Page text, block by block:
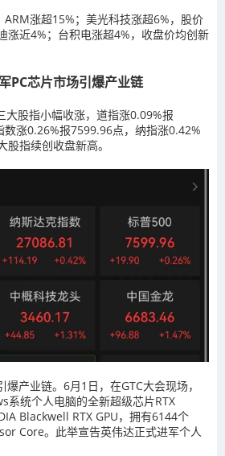
涨超15%；美光科技涨超6%，股价
涨近4%；台积电涨超4%，收盘价均创新
PC芯片市场引爆产业链
大股指小幅收涨，道指涨0.09%报
涨0.26%报7599.96点，纳指涨0.42%
指续创收盘新高。
产业链。6月1日，在GTC大会现场，
系统个人电脑的全新超级芯片RTX
Blackwell RTX GPU，拥有6144个
Core。此举宣告英伟达正式进军个人